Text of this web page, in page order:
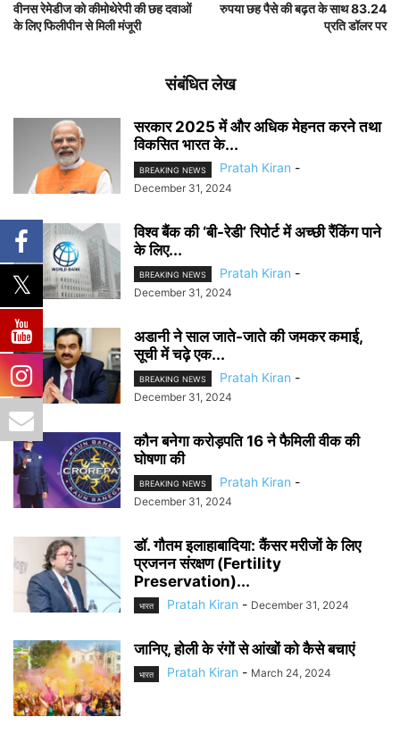
वीनस रेमेडीज को कीमोथेरेपी की छह दवाओं
के लिए फिलीपीन से मिली मंजूरी
रुपया छह पैसे की बढ़त के साथ 83.24
प्रति डॉलर पर
संबंधित लेख
सरकार 2025 में और अधिक मेहनत करने तथा
विकसित भारत के...
BREAKING NEWS Pratah Kiran -
December 31, 2024
विश्व बैंक की ‘बी-रेडी’ रिपोर्ट में अच्छी रैंकिंग पाने
के लिए...
BREAKING NEWS Pratah Kiran -
December 31, 2024
अडानी ने साल जाते-जाते की जमकर कमाई,
सूची में चढ़े एक...
BREAKING NEWS Pratah Kiran -
December 31, 2024
कौन बनेगा करोड़पति 16 ने फैमिली वीक की
घोषणा की
BREAKING NEWS Pratah Kiran -
December 31, 2024
डॉ. गौतम इलाहाबादिया: कैंसर मरीजों के लिए
प्रजनन संरक्षण (Fertility
Preservation)...
भारत Pratah Kiran - December 31, 2024
जानिए, होली के रंगों से आंखों को कैसे बचाएं
भारत Pratah Kiran - March 24, 2024